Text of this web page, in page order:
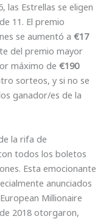
las Estrellas se eligen
11. El premio
se aumentó a €17
del premio mayor
máximo de €190
sorteos, y si no se
ganador/es de la
la rifa de
todos los boletos
Esta emocionante
anunciados
Millionaire
2018 otorgaron,